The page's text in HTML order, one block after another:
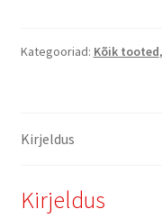
Kategooriad: Kõik tooted,
Kirjeldus
Kirjeldus